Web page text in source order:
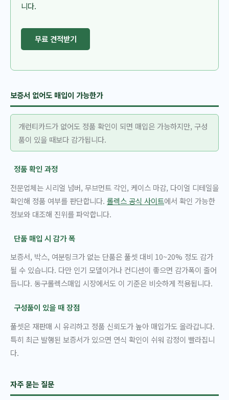
니다.
무료 견적받기
보증서 없어도 매입이 가능한가
개런티카드가 없어도 정품 확인이 되면 매입은 가능하지만, 구성
품이 있을 때보다 감가됩니다.
정품 확인 과정
전문업체는 시리얼 넘버, 무브먼트 각인, 케이스 마감, 다이얼 디테일을
확인해 정품 여부를 판단합니다. 롤렉스 공식 사이트에서 확인 가능한
정보와 대조해 진위를 파악합니다.
단품 매입 시 감가 폭
보증서, 박스, 여분링크가 없는 단품은 풀셋 대비 10~20% 정도 감가
될 수 있습니다. 다만 인기 모델이거나 컨디션이 좋으면 감가폭이 줄어
듭니다. 동구롤렉스매입 시장에서도 이 기준은 비슷하게 적용됩니다.
구성품이 있을 때 장점
풀셋은 재판매 시 유리하고 정품 신뢰도가 높아 매입가도 올라갑니다.
특히 최근 발행된 보증서가 있으면 연식 확인이 쉬워 감정이 빨라집니
다.
자주 묻는 질문